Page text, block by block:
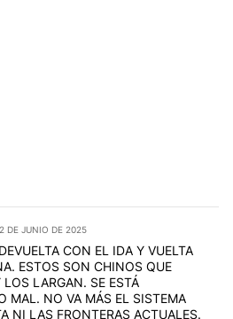
DE JUNIO DE 2025
CON EL IDA Y VUELTA
ESTOS SON CHINOS QUE
LARGAN. SE ESTÁ
MAL. NO VA MÁS EL SISTEMA
NI LAS FRONTERAS ACTUALES.